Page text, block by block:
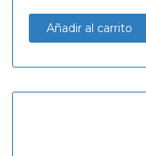
Añadir al carrito